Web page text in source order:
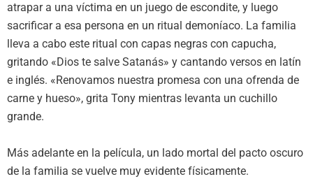
atrapar a una víctima en un juego de escondite, y luego
sacrificar a esa persona en un ritual demoníaco. La familia
lleva a cabo este ritual con capas negras con capucha,
gritando «Dios te salve Satanás» y cantando versos en latín
e inglés. «Renovamos nuestra promesa con una ofrenda de
carne y hueso», grita Tony mientras levanta un cuchillo
grande.
Más adelante en la película, un lado mortal del pacto oscuro
de la familia se vuelve muy evidente físicamente.